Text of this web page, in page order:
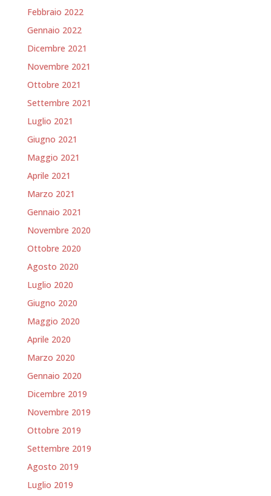
Febbraio 2022
Gennaio 2022
Dicembre 2021
Novembre 2021
Ottobre 2021
Settembre 2021
Luglio 2021
Giugno 2021
Maggio 2021
Aprile 2021
Marzo 2021
Gennaio 2021
Novembre 2020
Ottobre 2020
Agosto 2020
Luglio 2020
Giugno 2020
Maggio 2020
Aprile 2020
Marzo 2020
Gennaio 2020
Dicembre 2019
Novembre 2019
Ottobre 2019
Settembre 2019
Agosto 2019
Luglio 2019